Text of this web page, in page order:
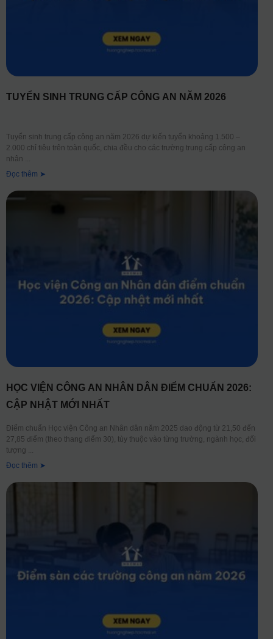
TUYỂN SINH TRUNG CẤP CÔNG AN NĂM 2026
Tuyển sinh trung cấp công an năm 2026 dự kiến tuyển khoảng 1.500 –
2.000 chỉ tiêu trên toàn quốc, chia đều cho các trường trung cấp công an
nhân
Đọc thêm ➤
HỌC VIỆN CÔNG AN NHÂN DÂN ĐIỂM CHUẨN 2026:
CẬP NHẬT MỚI NHẤT
Điểm chuẩn Học viện Công an Nhân dân năm 2025 dao động từ 21,50 đến
27,85 điểm (theo thang điểm 30), tùy thuộc vào từng trường, ngành học, đối
tượng
Đọc thêm ➤